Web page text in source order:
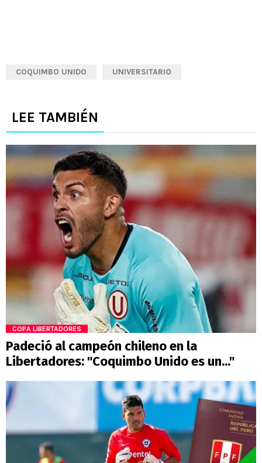
COQUIMBO UNIDO UNIVERSITARIO
LEE TAMBIÉN
COPA LIBERTADORES
Padeció al campeón chileno en la
Libertadores: "Coquimbo Unido es un..."